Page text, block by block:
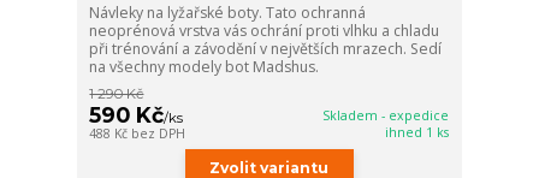
Návleky na lyžařské boty. Tato ochranná
neoprénová vrstva vás ochrání proti vlhku a chladu
při trénování a závodění v největších mrazech. Sedí
na všechny modely bot Madshus.
1 290 Kč
590 Kč/ks
488 Kč bez DPH
Skladem - expedice
ihned 1 ks
Zvolit variantu